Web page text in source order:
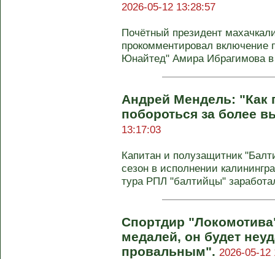
2026-05-12 13:28:57
Почётный президент
прокомментировал включение
Юнайтед" Амира Ибрагимова
Андрей Мендель: "Как
побороться за более
13:17:03
Капитан и полузащитник
сезон в исполнении
тура РПЛ "балтийцы"
Спортдир
медалей, он будет
провальным". 2026-05-12